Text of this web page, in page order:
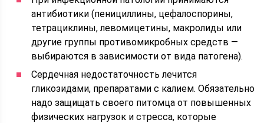
антибиотики (пенициллины, цефалоспорины,
тетрациклины, левомицетины, макролиды или
другие группы противомикробных средств —
выбираются в зависимости от вида патогена).
Сердечная недостаточность лечится
гликозидами, препаратами с калием. Обязательно
надо защищать своего питомца от повышенных
физических нагрузок и стресса, которые